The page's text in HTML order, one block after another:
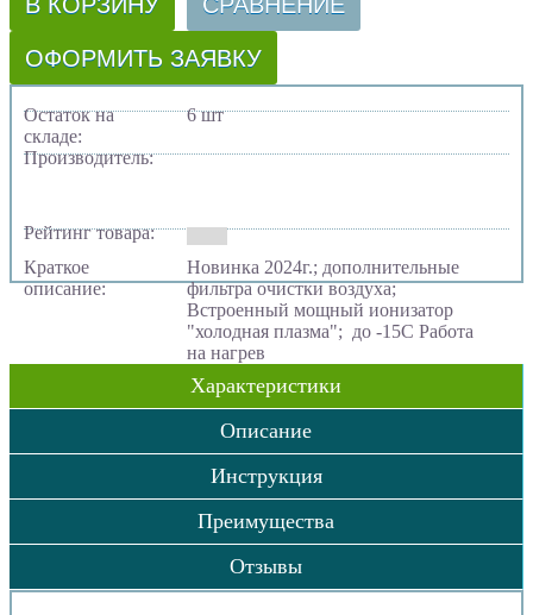
ОФОРМИТЬ ЗАЯВКУ
Остаток на
складе:
6 шт
Производитель:
Рейтинг товара:
Краткое
описание:
Новинка 2024г.; дополнительные
фильтра очистки воздуха;
Встроенный мощный ионизатор
"холодная плазма"; до -15С Работа
на нагрев
Характеристики
Описание
Инструкция
Преимущества
Отзывы